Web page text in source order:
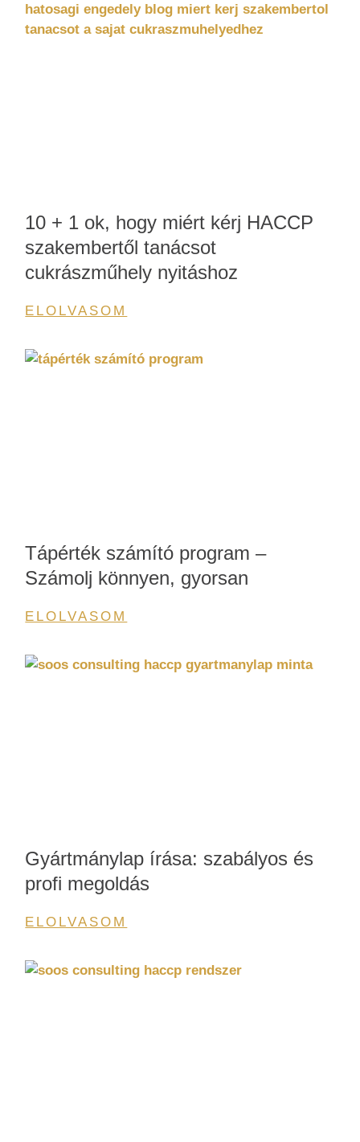
10 + 1 ok, hogy miért kérj HACCP
szakembertől tanácsot
cukrászműhely nyitáshoz
ELOLVASOM
Tápérték számító program –
Számolj könnyen, gyorsan
ELOLVASOM
Gyártmánylap írása: szabályos és
profi megoldás
ELOLVASOM